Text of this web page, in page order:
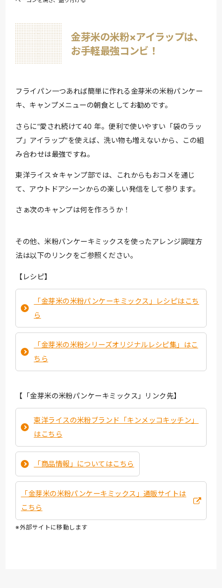
金芽米の米粉×アイラップは、
お手軽最強コンビ！
フライパン一つあれば簡単に作れる金芽米の米粉パンケー
キ、キャンプメニューの朝食としてお勧めです。
さらに“愛され続けて40 年。便利で使いやすい「袋のラッ
プ」アイラップ”を使えば、洗い物も増えないから、この組
み合わせは最強ですね。
東洋ライス☆キャンプ部では、これからもおコメを通じ
て、アウトドアシーンからの楽しい発信をして参ります。
さぁ次のキャンプは何を作ろうか！
その他、米粉パンケーキミックスを使ったアレンジ調理方
法は以下のリンクをご参照ください。
【レシピ】
「金芽米の米粉パンケーキミックス」レシピはこち
ら
「金芽米の米粉シリーズオリジナルレシピ集」はこ
ちら
【「金芽米の米粉パンケーキミックス」リンク先】
東洋ライスの米粉ブランド「キンメッコキッチン」
はこちら
「商品情報」についてはこちら
「金芽米の米粉パンケーキミックス」通販サイトは
こちら
※外部サイトに移動します